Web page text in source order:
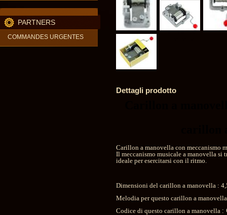
PARTNERS
COMMANDES URGENTES
Dettagli prodotto
Carillon a manovella con meccanismo
Il meccanismo musicale a manovella si
ideale per esercitarsi con il ritmo.
Dimensioni del carillon a manovella :
Melodia per questo carillon a
Codice di questo carillon a manovella :